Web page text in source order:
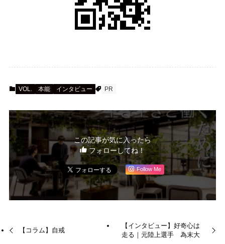
VOL. 本能 インタビュー PR
この記事が気に入ったら
フォローしてね！
Follow Me
【コラム】自戒
【インタビュー】好奇心は
走る｜元陸上選手 為末大